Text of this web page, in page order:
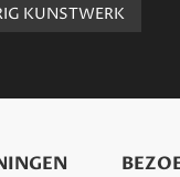
KUNSTWERK